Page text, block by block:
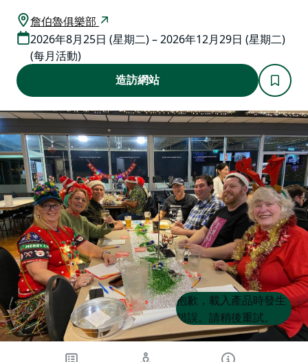
詹伯魯俱樂部
2026年8月25日 (星期二) – 2026年12月29日 (星期二)
(每月活動)
造訪網站
Product
List
Product
List
抱歉，載入產品時發生
錯誤。請稍後重試。